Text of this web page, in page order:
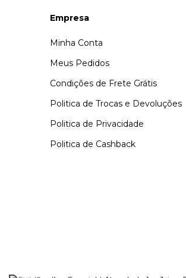
Empresa
Minha Conta
Meus Pedidos
Condições de Frete Grátis
Politica de Trocas e Devoluções
Politica de Privacidade
Politica de Cashback